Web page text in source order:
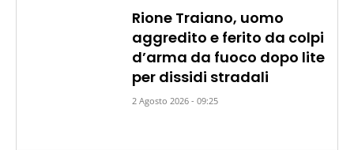
Rione Traiano, uomo
aggredito e ferito da colpi
d’arma da fuoco dopo lite
per dissidi stradali
2 Agosto 2026 - 09:25